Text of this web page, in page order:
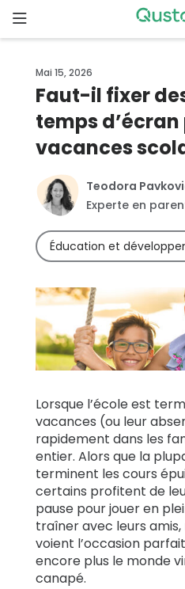
to
content
d’accueil
Pourquoi
Qustodio
Fonctionnalités
Démarrer
Téléchargements
Tarifs
de familles
renseigner
Assistance
Se connecter
Mai 15, 2026
Faut-il fixer
temps
vacances
Teodora
Experte en
Éducation et
Lorsque l’école est
vacances (ou leur
rapidement dans les
entier. Alors que la
terminent les cours
certains profitent de
pause pour jouer en
traîner avec leurs amis,
voient l’occasion
encore plus le monde
canapé.